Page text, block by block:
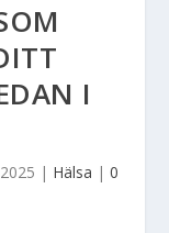
I
| Hälsa | 0